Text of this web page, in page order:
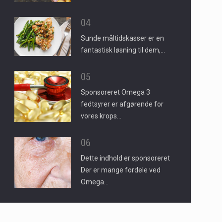
04
Sunde måltidskasser er en
fantastisk løsning til dem,…
05
Sponsoreret Omega 3
fedtsyrer er afgørende for
vores krops…
06
Dette indhold er sponsoreret
Der er mange fordele ved
Omega…